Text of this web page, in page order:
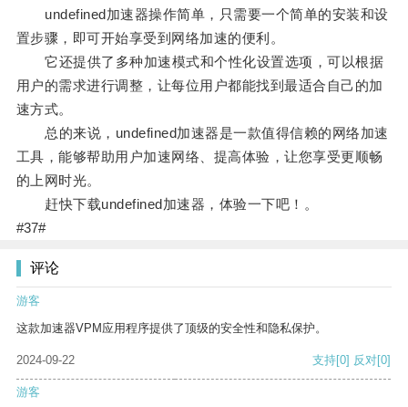
undefined加速器操作简单，只需要一个简单的安装和设
置步骤，即可开始享受到网络加速的便利。
它还提供了多种加速模式和个性化设置选项，可以根据
用户的需求进行调整，让每位用户都能找到最适合自己的加
速方式。
总的来说，undefined加速器是一款值得信赖的网络加速
工具，能够帮助用户加速网络、提高体验，让您享受更顺畅
的上网时光。
赶快下载undefined加速器，体验一下吧！。
#37#
评论
游客
这款加速器VPM应用程序提供了顶级的安全性和隐私保护。
2024-09-22 支持[0] 反对[0]
游客